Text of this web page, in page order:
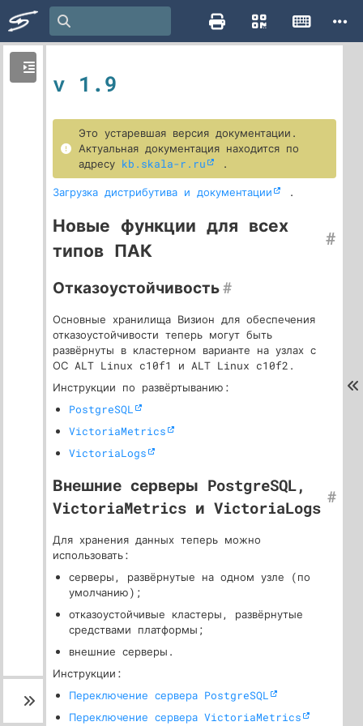
v 1.9
Это устаревшая версия документации.
Актуальная документация находится по
адресу kb.skala-r.ru
.
Загрузка дистрибутива и документации
.
Новые функции для всех
типов ПАК
#
Отказоустойчивость#
Основные хранилища Визион для обеспечения
отказоустойчивости теперь могут быть
развёрнуты в кластерном варианте на узлах с
ОС ALT Linux c10f1 и ALT Linux c10f2.
Инструкции по развёртыванию:
PostgreSQL
VictoriaMetrics
VictoriaLogs
Внешние серверы PostgreSQL,
VictoriaMetrics и VictoriaLogs
#
Для хранения данных теперь можно
использовать:
серверы, развёрнутые на одном узле (по
умолчанию);
отказоустойчивые кластеры, развёрнутые
средствами платформы;
внешние серверы.
Инструкции:
Переключение сервера PostgreSQL
Переключение сервера VictoriaMetrics